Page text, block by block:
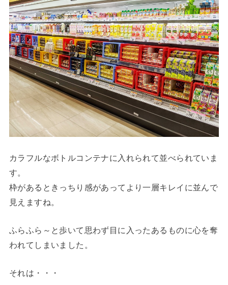
カラフルなボトルコンテナに入れられて並べられていま
す。
枠があるときっちり感があってより一層キレイに並んで
見えますね。
ふらふら～と歩いて思わず目に入ったあるものに心を奪
われてしまいました。
それは・・・